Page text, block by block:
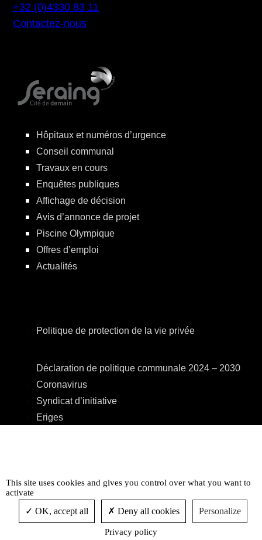
+32 (0)4330 83 11
Contactez-nous
Hôpitaux et numéros d’urgence
Conseil communal
Travaux en cours
Enquêtes publiques
Affichage de décision
Avis d’annonce de projet
Piscine Olympique
Offres d’emploi
Actualités
Politique de protection de la vie privée
Déclaration de politique communale 2024 – 2030
Coronavirus
Syndicat d’initiative
Eriges
Accessibilité
This site uses cookies and gives you control over what you want to
activate
OK, accept all Deny all cookies Personalize
Privacy policy